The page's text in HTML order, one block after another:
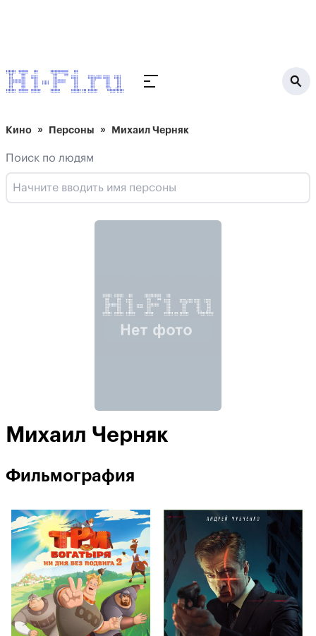
Кино Персоны Михаил Черняк
Поиск по людям
Михаил Черняк
Фильмография